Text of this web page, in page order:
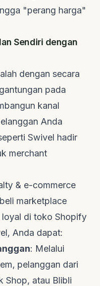
"perang harga"
Sendiri dengan
dengan secara
pada
kanal
Anda
Swivel hadir
merchant
& e-commerce
marketplace
loyal di toko Shopify
Anda dapat:
: Melalui
, pelanggan dari
Shop, atau Blibli